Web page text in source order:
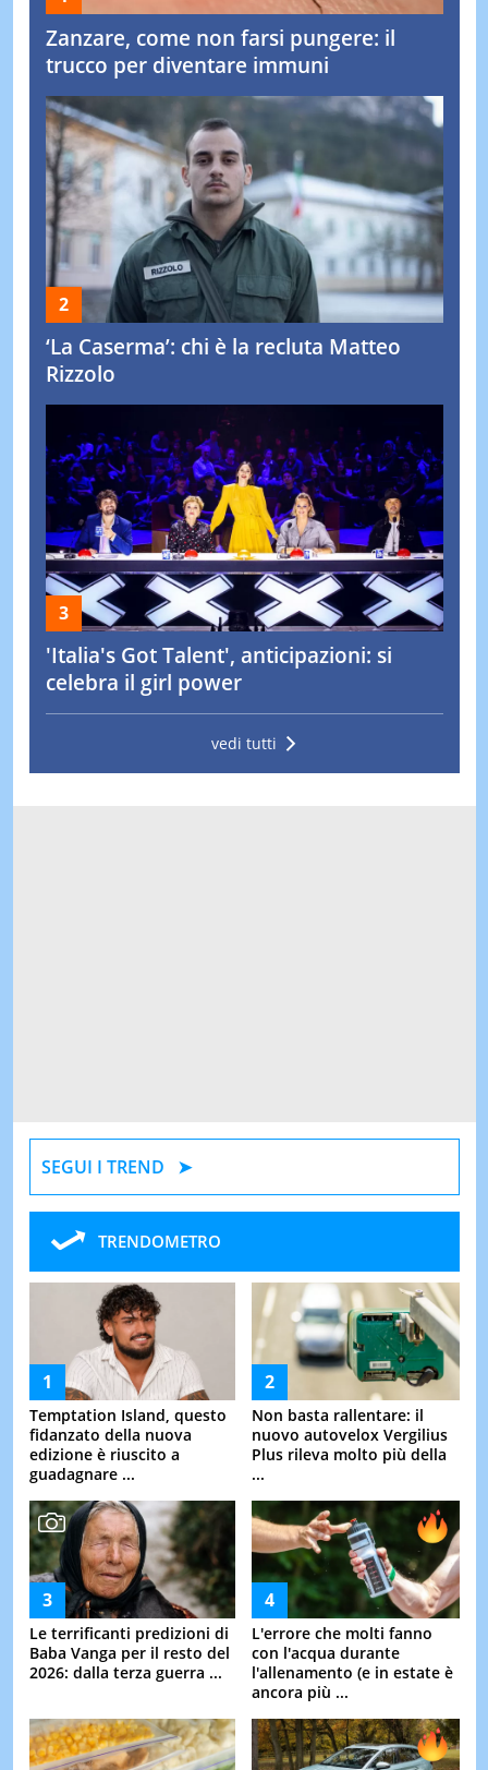
Zanzare, come non farsi pungere: il
trucco per diventare immuni
‘La Caserma’: chi è la recluta Matteo
Rizzolo
'Italia's Got Talent', anticipazioni: si
celebra il girl power
vedi tutti
SEGUI I TREND
TRENDOMETRO
Temptation Island, questo
fidanzato della nuova
edizione è riuscito a
guadagnare ...
Non basta rallentare: il
nuovo autovelox Vergilius
Plus rileva molto più della
...
Le terrificanti predizioni di
Baba Vanga per il resto del
2026: dalla terza guerra ...
L'errore che molti fanno
con l'acqua durante
l'allenamento (e in estate è
ancora più ...